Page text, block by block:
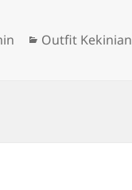
Categories
Outfit Kekinian